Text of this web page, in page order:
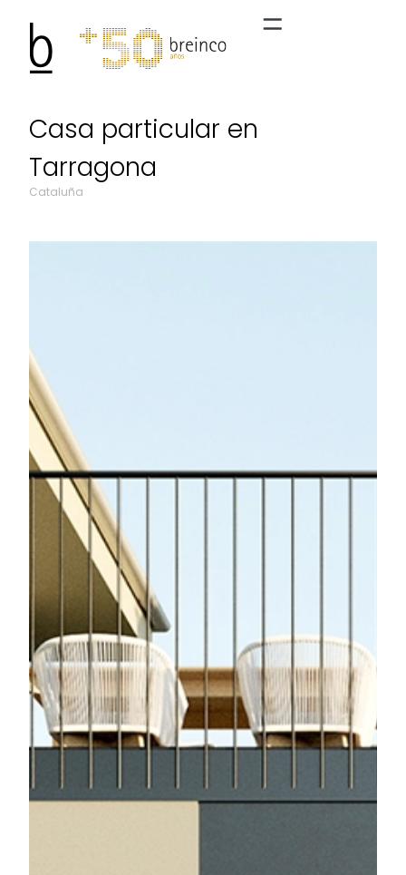
Casa particular en
Tarragona
Cataluña